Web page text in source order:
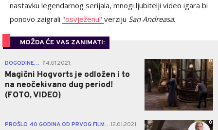
nastavku legendarnog serijala, mnogi ljubitelji video igara bi
ponovo zaigrali "osvježenu" verziju San Andreasa.
MOŽDA ĆE VAS ZANIMATI:
DOGODINE… 14.01.2021.
Magični Hogvorts je odložen i to
na neočekivano dug period!
(FOTO, VIDEO)
0
PROŠLO 40 GODINA OD PRVOG FILMA |
12.01.2021. 0